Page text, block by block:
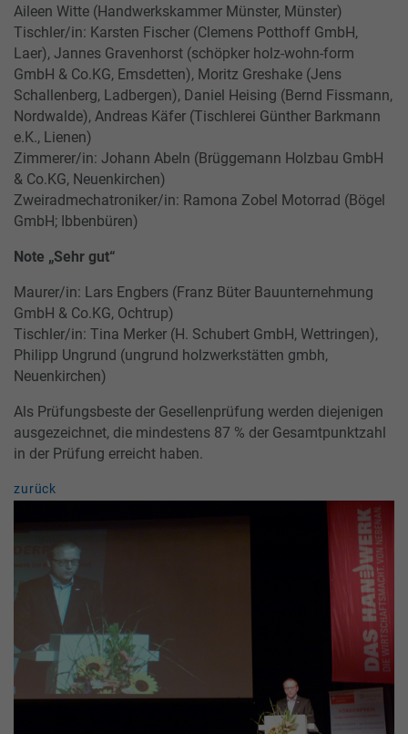
Aileen Witte (Handwerkskammer Münster, Münster)
Tischler/in: Karsten Fischer (Clemens Potthoff GmbH,
Laer), Jannes Gravenhorst (schöpker holz-wohn-form
GmbH & Co.KG, Emsdetten), Moritz Greshake (Jens
Schallenberg, Ladbergen), Daniel Heising (Bernd Fissmann,
Nordwalde), Andreas Käfer (Tischlerei Günther Barkmann
e.K., Lienen)
Zimmerer/in: Johann Abeln (Brüggemann Holzbau GmbH
& Co.KG, Neuenkirchen)
Zweiradmechatroniker/in: Ramona Zobel Motorrad (Bögel
GmbH; Ibbenbüren)
Note „Sehr gut“
Maurer/in: Lars Engbers (Franz Büter Bauunternehmung
GmbH & Co.KG, Ochtrup)
Tischler/in: Tina Merker (H. Schubert GmbH, Wettringen),
Philipp Ungrund (ungrund holzwerkstätten gmbh,
Neuenkirchen)
Als Prüfungsbeste der Gesellenprüfung werden diejenigen
ausgezeichnet, die mindestens 87 % der Gesamtpunktzahl
in der Prüfung erreicht haben.
zurück